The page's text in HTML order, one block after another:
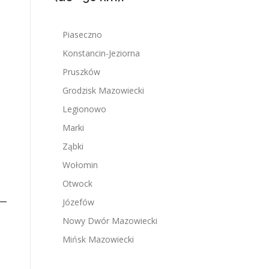
Piaseczno
Konstancin-Jeziorna
Pruszków
Grodzisk Mazowiecki
Legionowo
Marki
Ząbki
Wołomin
Otwock
Józefów
Nowy Dwór Mazowiecki
Mińsk Mazowiecki